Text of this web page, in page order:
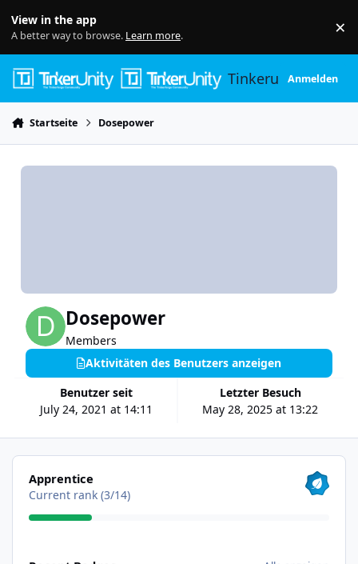
View in the app
A better way to browse. Learn more. ×
TinkerunityAnmelden
Startseite Dosepower
Dosepower
Members
Benutzer seit
July 24, 2021 at 14:11
Letzter Besuch
May 28, 2025 at 13:22
Aktivitäten des Benutzers anzeigen
Alle anzeigen
Apprentice
Current rank (3/14)